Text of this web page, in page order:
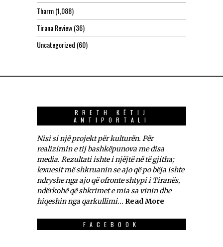
Tharm(1,088)
Tirana Review(36)
Uncategorized (60)
RRETH KËTIJ
ANTIPORTALI
Nisi si një projekt për kulturën. Për
realizimin e tij bashkëpunova me disa
media. Rezultati ishte i njëjtë në të gjitha;
lexuesit më shkruanin se ajo që po bëja ishte
ndryshe nga ajo që ofronte shtypi i Tiranës,
ndërkohë që shkrimet e mia sa vinin dhe
hiqeshin nga qarkullimi... Read More
FACEBOOK